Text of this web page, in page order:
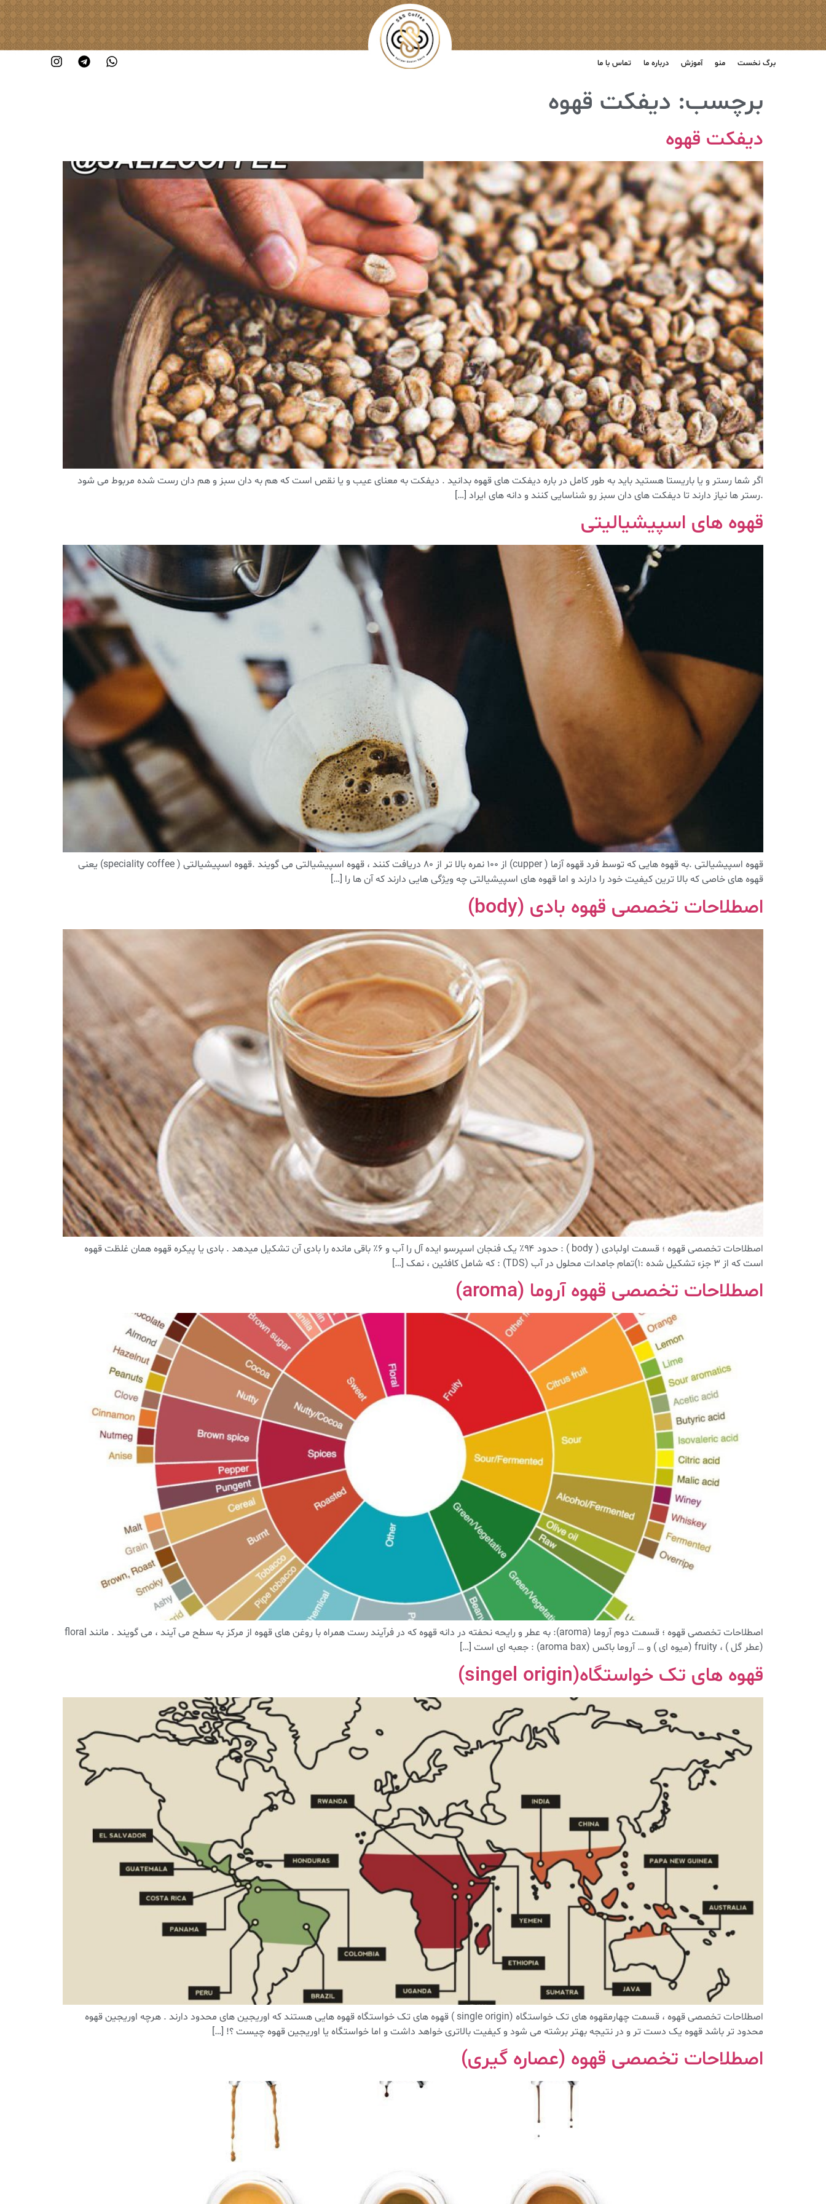
برگ نخست منو آموزش درباره ما تماس با ما
برچسب: دیفکت قهوه
دیفکت قهوه
اگر شما رستر و یا باریستا هستید باید به طور کامل در باره دیفکت های قهوه بدانید . دیفکت به معنای عیب و یا نقص است که هم به دان سبز و هم دان رست شده مربوط می شود
.رستر ها نیاز دارند تا دیفکت های دان سبز رو شناسایی کنند و دانه های ایراد […]
قهوه های اسپیشیالیتی
قهوه اسپیشیالتی .به قهوه هایی که توسط فرد قهوه آزما ( cupper) از ۱۰۰ نمره بالا تر از ۸۰ دریافت کنند ، قهوه اسپیشیالتی می گویند .قهوه اسپیشیالتی ( speciality coffee) یعنی
قهوه های خاصی که بالا ترین کیفیت خود را دارند و اما قهوه های اسپیشیالتی چه ویژگی هایی دارند که آن ها را […]
اصطلاحات تخصصی قهوه بادی (body)
اصطلاحات تخصصی قهوه ؛ قسمت اولبادی ( body ) : حدود ۹۴٪ یک فنجان اسپرسو ایده آل را آب و ۶٪ باقی مانده را بادی آن تشکیل میدهد . بادی یا پیکره قهوه همان غلظت قهوه
است که از ۳ جزء تشکیل شده :۱)تمام جامدات محلول در آب (TDS) : که شامل کافئین ، نمک […]
اصطلاحات تخصصی قهوه آروما (aroma)
اصطلاحات تخصصی قهوه ؛ قسمت دوم آروما (aroma): به عطر و رایحه نحفته در دانه قهوه که در فرآیند رست همراه با روغن های قهوه از مرکز به سطح می آیند ، می گویند . مانند floral
(عطر گل ) ، fruity (میوه ای ) و … آروما باکس (aroma bax) : جعبه ای است […]
قهوه های تک خواستگاه(singel origin)
اصطلاحات تخصصی قهوه ، قسمت چهارمقهوه های تک خواستگاه (single origin ) قهوه های تک خواستگاه قهوه هایی هستند که اوریجین های محدود دارند . هرچه اوریجین قهوه
محدود تر باشد قهوه یک دست تر و در نتیجه بهتر برشته می شود و کیفیت بالاتری خواهد داشت و اما خواستگاه یا اوریجین قهوه چیست ؟! […]
اصطلاحات تخصصی قهوه (عصاره گیری)